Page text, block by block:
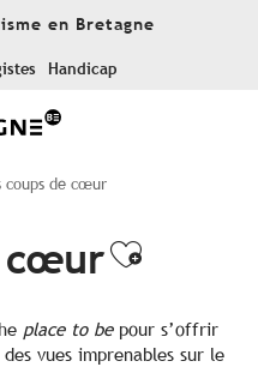
en Bretagne
Handicap
coups de cœur
cœur
place to be pour s’offrir
vues imprenables sur le